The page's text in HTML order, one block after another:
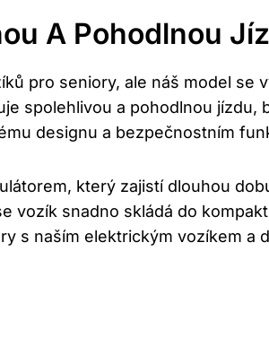
A Pohodlnou
pro seniory, ale náš model se
spolehlivou a pohodlnou
designu a bezpečnostním
který zajistí dlouhou
vozík snadno skládá do
s naším elektrickým vozíkem a